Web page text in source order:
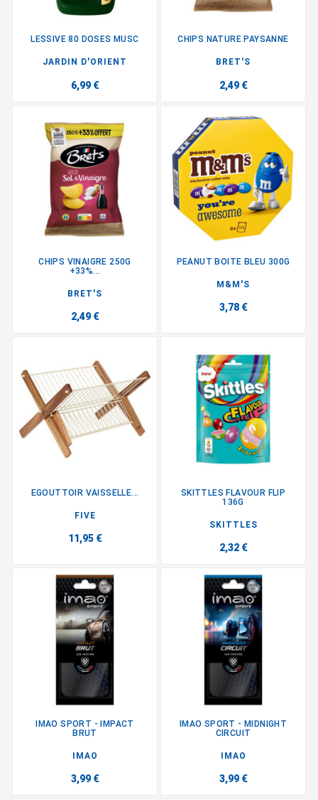
LESSIVE 80 DOSES MUSC
JARDIN D'ORIENT
6,99 €
CHIPS NATURE PAYSANNE
BRET'S
2,49 €
CHIPS VINAIGRE 250G
+33%...
BRET'S
2,49 €
PEANUT BOITE BLEU 300G
M&M'S
3,78 €
EGOUTTOIR VAISSELLE...
FIVE
11,95 €
SKITTLES FLAVOUR FLIP
136G
SKITTLES
2,32 €
IMAO SPORT - IMPACT
BRUT
IMAO
3,99 €
IMAO SPORT - MIDNIGHT
CIRCUIT
IMAO
3,99 €